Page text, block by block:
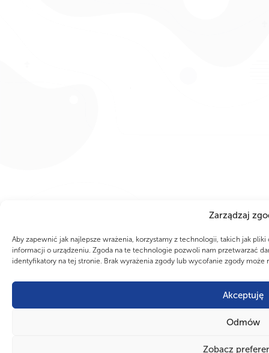
Zarządzaj
Aby zapewnić jak najlepsze wrażenia, korzystamy z technologii, takich jak
informacji o urządzeniu. Zgoda na te technologie pozwoli nam przetwarzać
identyfikatory na tej stronie. Brak wyrażenia zgody lub wycofanie zgody
Akceptuję
Odmów
Zobacz